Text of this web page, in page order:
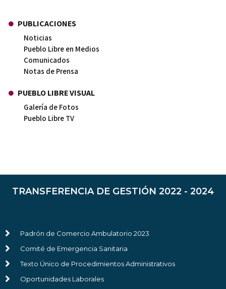
PUBLICACIONES
Noticias
Pueblo Libre en Medios
Comunicados
Notas de Prensa
PUEBLO LIBRE VISUAL
Galería de Fotos
Pueblo Libre TV
TRANSFERENCIA DE GESTIÓN 2022 - 2024
Padrón de Comercio Ambulatorio 2023
Comité de Emergencia Sanitaria
Texto Único de Procedimientos Administrativos
Oportunidades Laborales